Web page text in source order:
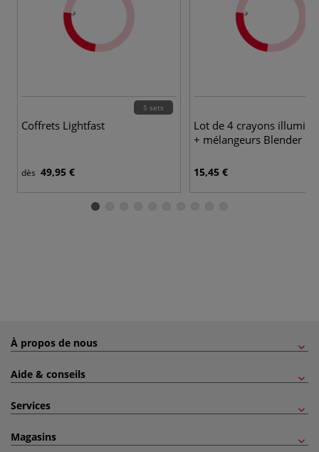
5 sets
Coffrets Lightfast
dès 49,95 €
Lot de 4 crayons
+ mélangeurs Blender
15,45 €
À propos de nous
Aide & conseils
Services
Magasins